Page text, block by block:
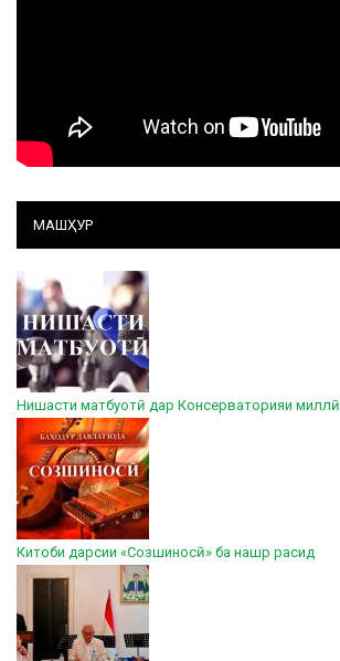
МАШҲУР
Нишасти матбуотӣ дар Консерваторияи миллӣ
Китоби дарсии «Созшиносӣ» ба нашр расид